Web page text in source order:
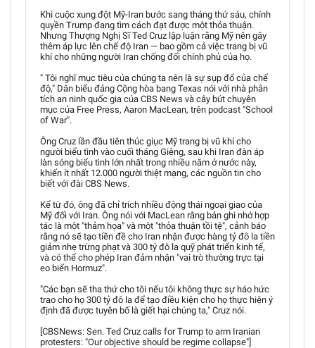
Khi cuộc xung đột Mỹ-Iran bước sang tháng thứ sáu, chính
quyền Trump đang tìm cách đạt được một thỏa thuận.
Nhưng Thượng Nghị Sĩ Ted Cruz lập luận rằng Mỹ nên gây
thêm áp lực lên chế độ Iran — bao gồm cả việc trang bị vũ
khí cho những người Iran chống đối chính phủ của họ.
" Tôi nghĩ mục tiêu của chúng ta nên là sự sụp đổ của chế
độ," Dân biểu đảng Cộng hòa bang Texas nói với nhà phân
tích an ninh quốc gia của CBS News và cây bút chuyên
mục của Free Press, Aaron MacLean, trên podcast "School
of War".
Ông Cruz lần đầu tiên thúc giục Mỹ trang bị vũ khí cho
người biểu tình vào cuối tháng Giêng, sau khi Iran đàn áp
làn sóng biểu tình lớn nhất trong nhiều năm ở nước này,
khiến ít nhất 12.000 người thiệt mạng, các nguồn tin cho
biết với đài CBS News.
Kể từ đó, ông đã chỉ trích nhiều động thái ngoại giao của
Mỹ đối với Iran. Ông nói với MacLean rằng bản ghi nhớ hợp
tác là một "thảm họa" và một "thỏa thuận tồi tệ", cảnh báo
rằng nó sẽ tạo tiền đề cho Iran nhận được hàng tỷ đô la tiền
giảm nhẹ trừng phạt và 300 tỷ đô la quỹ phát triển kinh tế,
và có thể cho phép Iran đảm nhận "vai trò thường trực tại
eo biển Hormuz".
"Các bạn sẽ tha thứ cho tôi nếu tôi không thực sự háo hức
trao cho họ 300 tỷ đô la để tạo điều kiện cho họ thực hiện ý
định đã được tuyên bố là giết hại chúng ta," Cruz nói.
[CBSNews: Sen. Ted Cruz calls for Trump to arm Iranian
protesters: "Our objective should be regime collapse"]